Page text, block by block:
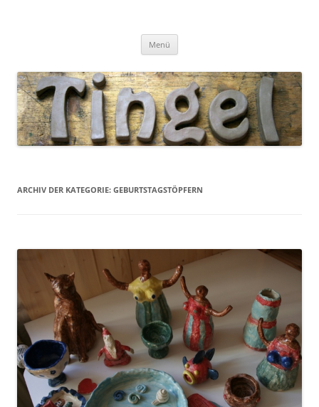
Menü
ARCHIV DER KATEGORIE: GEBURTSTAGSTÖPFERN